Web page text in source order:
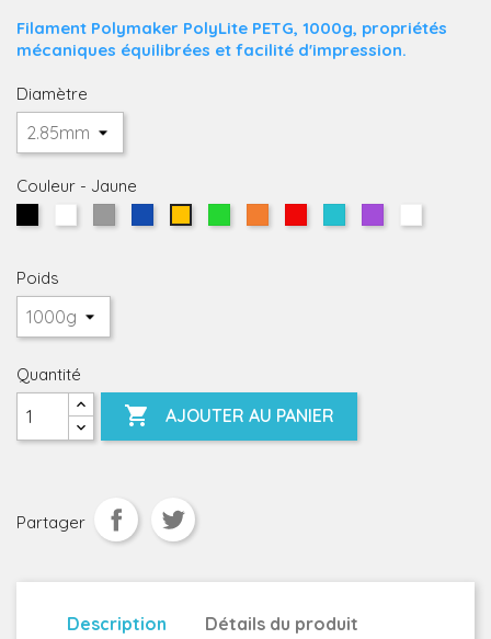
Filament Polymaker PolyLite PETG, 1000g, propriétés
mécaniques équilibrées et facilité d'impression.
Diamètre
Couleur - Jaune
Poids
Quantité
 AJOUTER AU PANIER
Partager
Description
Détails du produit